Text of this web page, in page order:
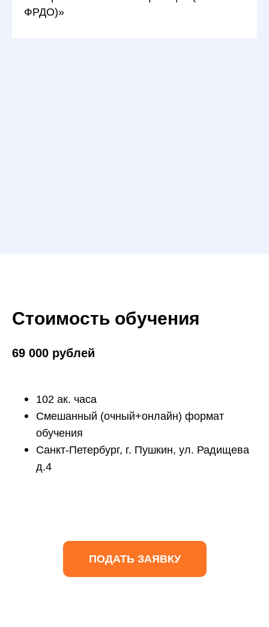
ФРДО)»
Стоимость обучения
69 000 рублей
102 ак. часа
Смешанный (очный+онлайн) формат
обучения
Санкт-Петербург, г. Пушкин, ул. Радищева
д.4
ПОДАТЬ ЗАЯВКУ